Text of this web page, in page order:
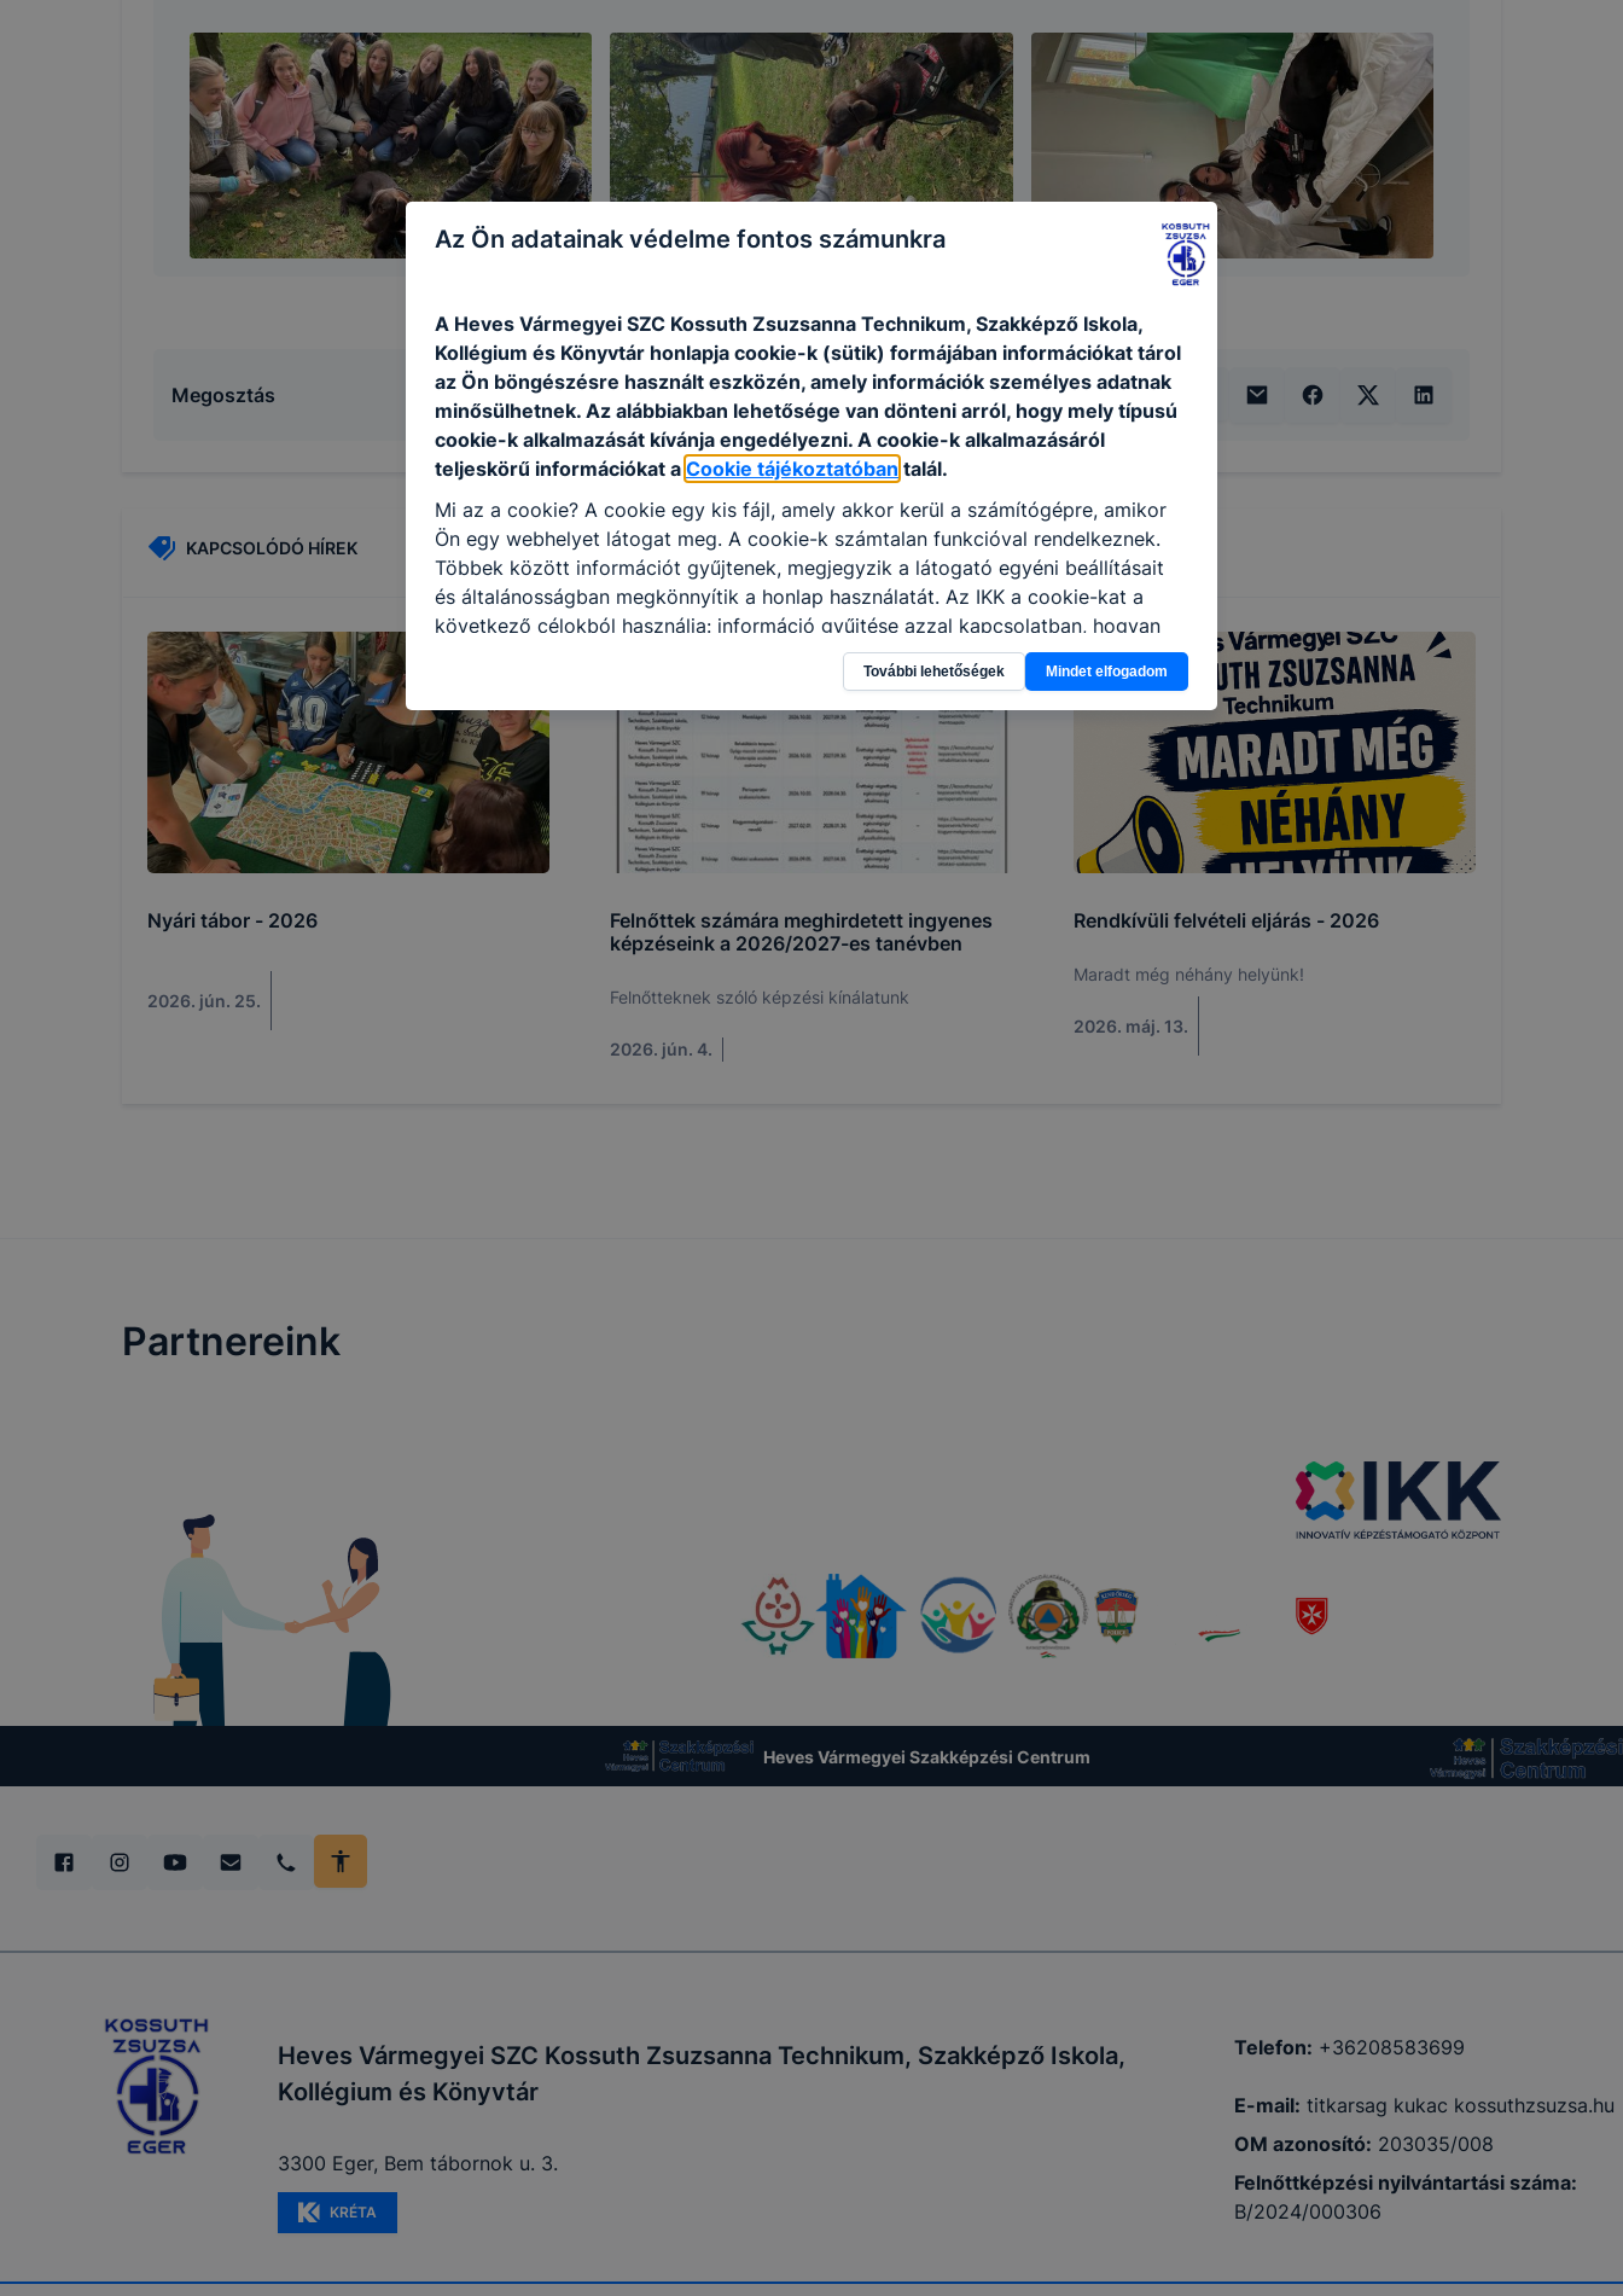
Megosztás
KAPCSOLÓDÓ HÍREK
Nyári tábor - 2026
2026. jún. 25.
Felnőttek számára meghirdetett ingyenes
képzéseink a 2026/2027-es tanévben
Felnőtteknek szóló képzési kínálatunk
2026. jún. 4.
Rendkívüli felvételi eljárás - 2026
Maradt még néhány helyünk!
2026. máj. 13.
Partnereink
Heves Vármegyei Szakképzési Centrum
Heves Vármegyei SZC Kossuth Zsuzsanna Technikum, Szakképző Iskola,
Kollégium és Könyvtár
3300 Eger, Bem tábornok u. 3.
KRÉTA
Telefon: +36208583699
E-mail: titkarsag kukac kossuthzsuzsa.hu
OM azonosító: 203035/008
Felnőttképzési nyilvántartási száma:
B/2024/000306
Az Ön adatainak védelme fontos számunkra
A Heves Vármegyei SZC Kossuth Zsuzsanna Technikum, Szakképző Iskola,
Kollégium és Könyvtár honlapja cookie-k (sütik) formájában információkat tárol
az Ön böngészésre használt eszközén, amely információk személyes adatnak
minősülhetnek. Az alábbiakban lehetősége van dönteni arról, hogy mely típusú
cookie-k alkalmazását kívánja engedélyezni. A cookie-k alkalmazásáról
teljeskörű információkat a Cookie tájékoztatóban talál.
Mi az a cookie? A cookie egy kis fájl, amely akkor kerül a számítógépre, amikor
Ön egy webhelyet látogat meg. A cookie-k számtalan funkcióval rendelkeznek.
Többek között információt gyűjtenek, megjegyzik a látogató egyéni beállításait
és általánosságban megkönnyítik a honlap használatát. Az IKK a cookie-kat a
következő célokból használja: információ gyűjtése azzal kapcsolatban, hogyan
használja Ön a honlapot -annak felmérésével, hogy a honlap melyik részeit
látogatja, vagy használja leginkább, így megtudhatjuk, hogyan biztosítsunk Önnek
még jobb felhasználói élményt, ha ismét meglátogatja oldalunkat, honlap
fejlesztése. Hogyan ellenőrizheti és hogyan tudja kikapcsolni a cookie-kat?
Minden modern böngésző engedélyezi a cookie-k beállításának a változtatását. A
legtöbb böngésző alapértelmezettként automatikusan elfogadja a cookie-kat, de
ezek általában megváltoztathatók. Felhívjuk figyelmét, hogy mivel a cookie-k
célja honlapunk használhatóságának és folyamatainak megkönnyítése vagy
előfordulhat, hogy felhasználóink nem lesznek képesek honlapunk funkcióinak
teljes körű használatára, vagy a honlap a tervezettől eltérően fog működni
További lehetőségek Mindet elfogadom